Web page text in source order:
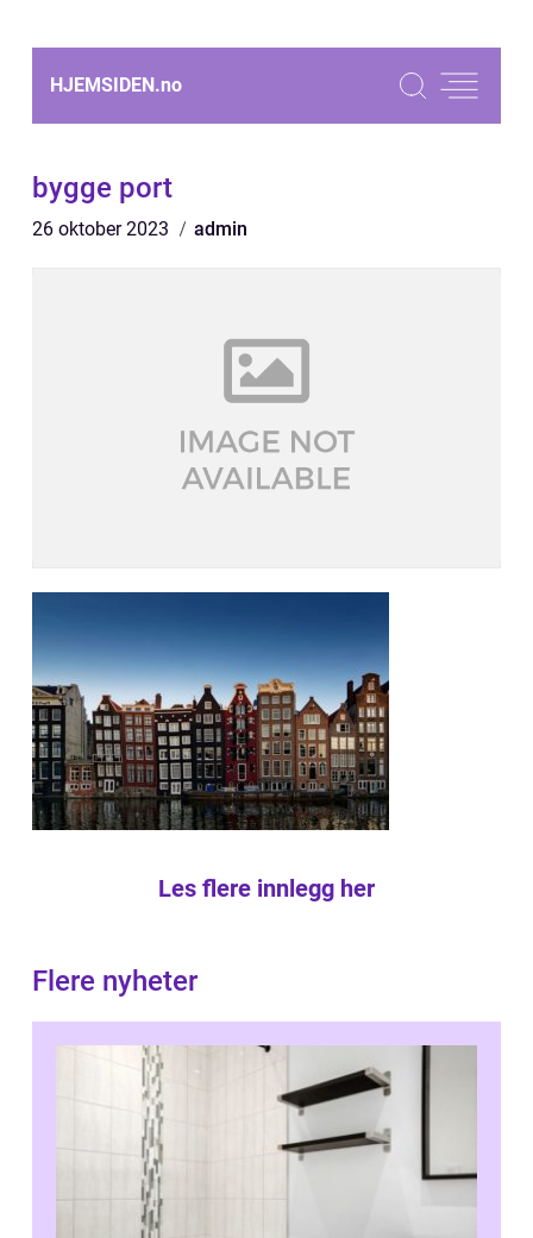
HJEMSIDEN.no
bygge port
26 oktober 2023 admin
Les flere innlegg her
Flere nyheter